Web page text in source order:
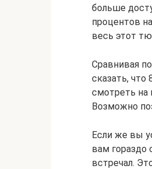
больше
процентов
весь этот
Сравнивая
сказать, что
смотреть на
Возможно
Если же вы
вам гораздо
встречал.